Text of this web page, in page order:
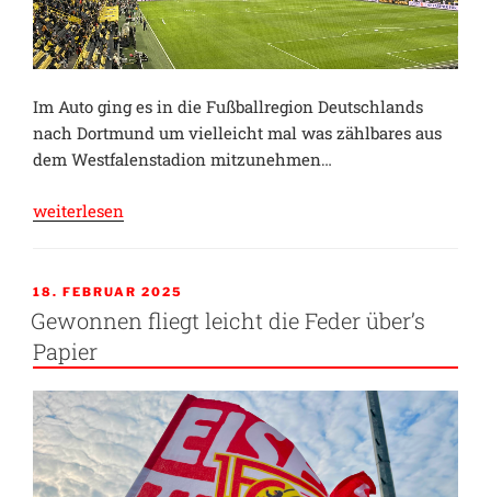
Im Auto ging es in die Fußballregion Deutschlands
nach Dortmund um vielleicht mal was zählbares aus
dem Westfalenstadion mitzunehmen…
„Mut,
sei
Wankel…“
weiterlesen
VERÖFFENTLICHT
AM
18. FEBRUAR 2025
Gewonnen fliegt leicht die Feder über’s
Papier